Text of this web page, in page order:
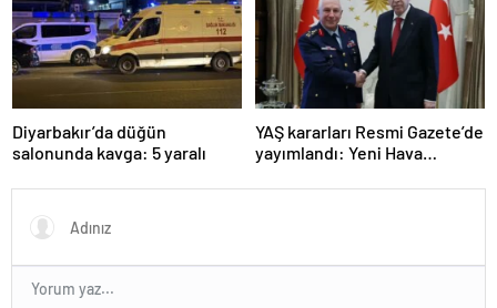
Diyarbakır’da düğün
salonunda kavga: 5 yaralı
YAŞ kararları Resmi Gazete’de
yayımlandı: Yeni Hava
Orgeneral Rafet Dalkıran